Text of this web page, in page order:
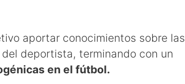
aportar conocimientos sobre las
deportista, terminando con un
en el fútbol.